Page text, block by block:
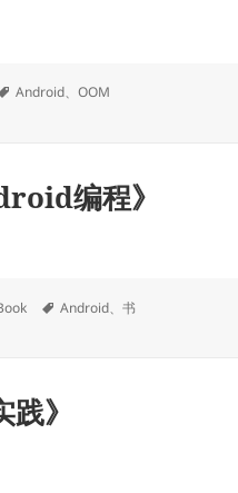
标
Android、OOM
泄露
编程》
标
Android、书
》